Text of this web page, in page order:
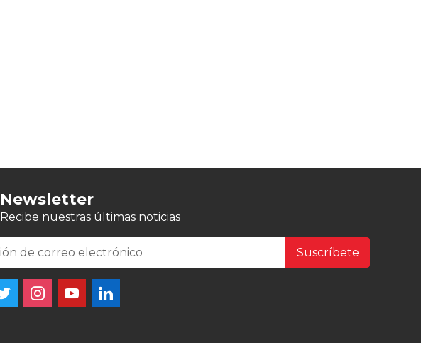
Newsletter
Recibe nuestras últimas noticias
Suscríbete